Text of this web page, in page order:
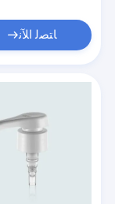
جولة في المعمل
ﺎﺘﺼﻟ ﺍﻶﻧ